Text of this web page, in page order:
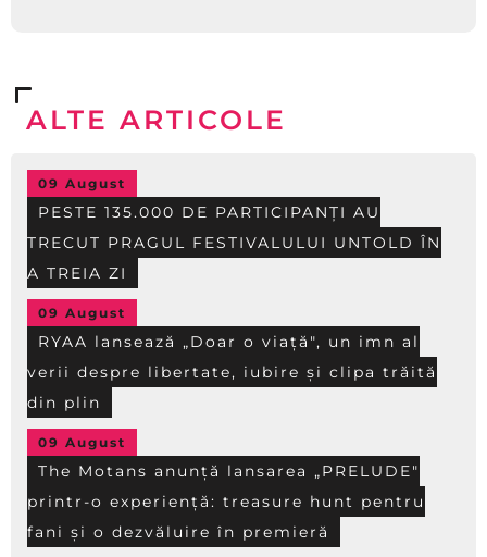
ALTE ARTICOLE
09 August
PESTE 135.000 DE PARTICIPANȚI AU
TRECUT PRAGUL FESTIVALULUI UNTOLD ÎN
A TREIA ZI
09 August
RYAA lansează „Doar o viață", un imn al
verii despre libertate, iubire și clipa trăită
din plin
09 August
The Motans anunță lansarea „PRELUDE"
printr-o experiență: treasure hunt pentru
fani și o dezvăluire în premieră